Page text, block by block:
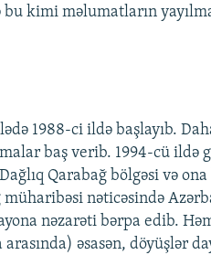
kimi məlumatların
1988-ci ildə başlayıb.
baş verib. 1994-cü ildə
Qarabağ bölgəsi və
nəticəsində
nəzarəti bərpa edib.
əsasən, döyüşlər